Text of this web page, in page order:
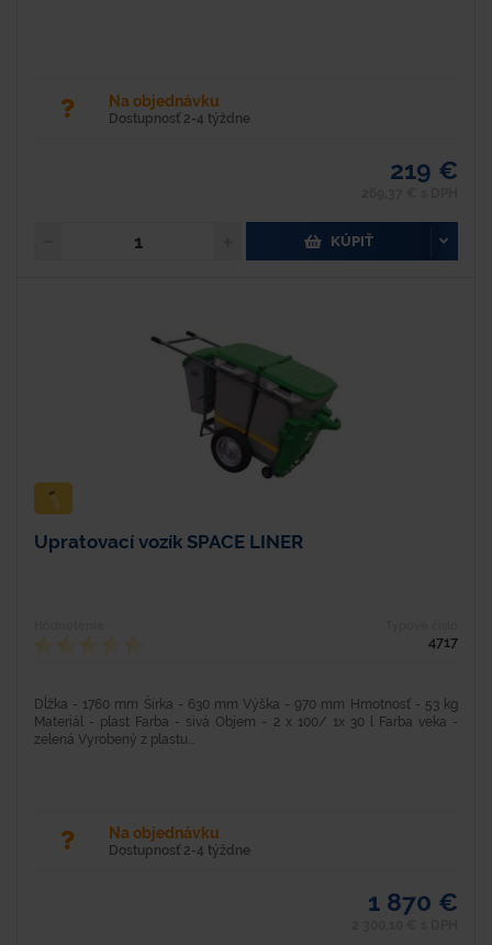
Na objednávku
Dostupnosť 2-4 týždne
219 €
KÚPIŤ
Upratovací vozík SPACE LINER
4717
Dĺžka - 1760 mm Šírka - 630 mm Výška - 970 mm Hmotnosť - 53 kg
Materiál - plast Farba - sivá Objem - 2 x 100/ 1x 30 l Farba veka -
zelená Vyrobený z plastu...
Na objednávku
Dostupnosť 2-4 týždne
1 870 €